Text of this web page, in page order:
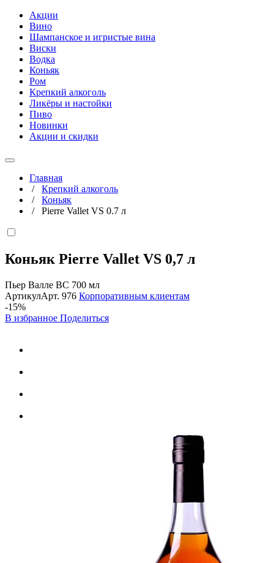
Акции
Вино
Шампанское и игристые вина
Виски
Водка
Коньяк
Ром
Крепкий алкоголь
Ликёры и настойки
Пиво
Новинки
Акции и скидки
Главная
/ Крепкий алкоголь
/ Коньяк
/ Pierre Vallet VS 0.7 л
Коньяк Pierre Vallet VS 0,7 л
Пьер Валле ВС 700 мл
АртикулАрт. 976 Корпоративным клиентам
-15%
В избранное Поделиться